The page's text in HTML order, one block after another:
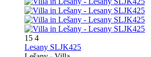
15 4
Lesany SLJK425